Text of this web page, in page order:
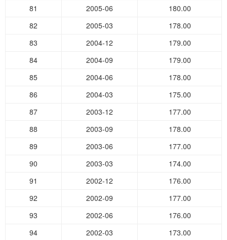
81
2005-06
180.00
82
2005-03
178.00
83
2004-12
179.00
84
2004-09
179.00
85
2004-06
178.00
86
2004-03
175.00
87
2003-12
177.00
88
2003-09
178.00
89
2003-06
177.00
90
2003-03
174.00
91
2002-12
176.00
92
2002-09
177.00
93
2002-06
176.00
94
2002-03
173.00